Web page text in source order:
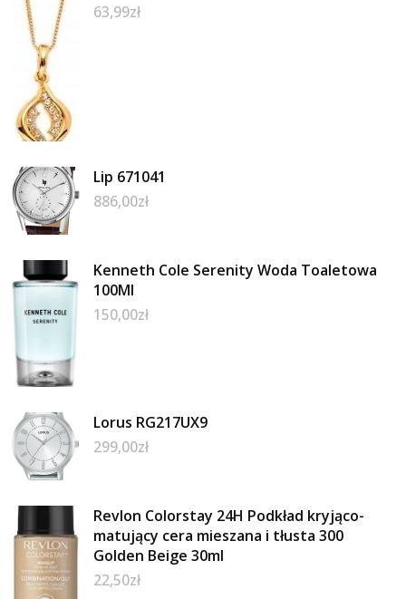
63,99zł
Lip 671041
886,00zł
Kenneth Cole Serenity Woda Toaletowa
100Ml
150,00zł
Lorus RG217UX9
299,00zł
Revlon Colorstay 24H Podkład kryjąco-
matujący cera mieszana i tłusta 300
Golden Beige 30ml
22,50zł